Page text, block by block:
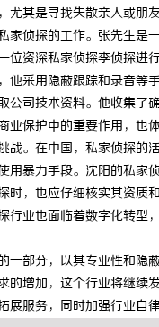
尤其是寻找失散亲人或
家侦探的工作。张先生
位资深私家侦探李侦探
他采用隐蔽跟踪和录音
公司技术资料。他收集
业保护中的重要作用，也
战。在中国，私家侦探
用暴力手段。沈阳的私
时，也应仔细核实其资
行业也面临着数字化转
一部分，以其专业性和
的增加，这个行业将继
展服务，同时加强行业自
锡条，焊锡球，焊锡丝
6337锡条，巨一，焊锡